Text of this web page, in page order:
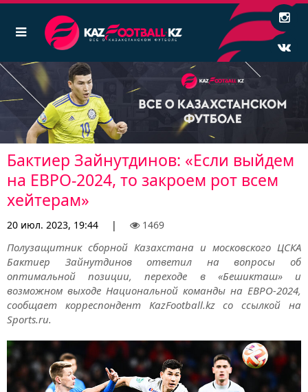
Бактиер Зайнутдинов: «Если выйдем
на ЕВРО-2024, то закроем рот всем
хейтерам»
20 июл. 2023, 19:44 | 1469
Полузащитник сборной Казахстана и московского ЦСКА
Бактиер Зайнутдинов ответил на вопросы об
оптимальной позиции, переходе в «Бешикташ» и
возможном выходе Национальной команды на ЕВРО-2024,
сообщает корреспондент KazFootball.kz со ссылкой на
Sports.ru.